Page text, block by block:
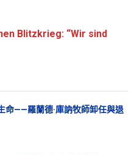
Blitzkrieg: “Wir sind
命——羅蘭德·庫訥牧師卸任與退